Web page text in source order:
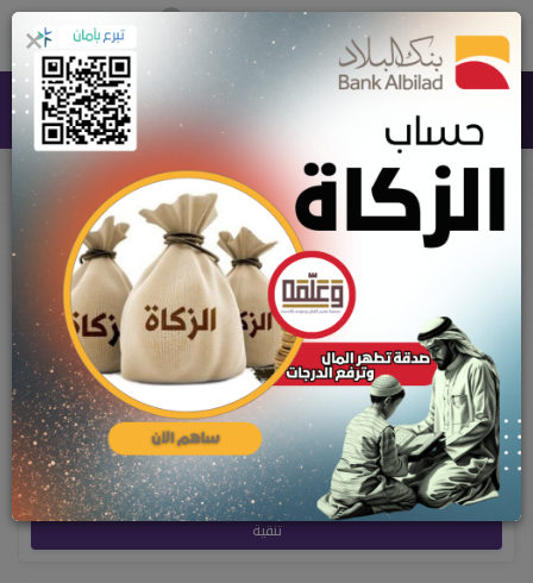
0
جمعية تعليم القرآن وعلومه بالأحساء
التبرعات العامة
الرئيسية التبرعات العامة
أي تصنيف
التبرعات العاجلة
التبرعات المكتملة
تنقية
×